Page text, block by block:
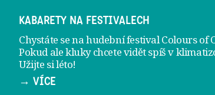
KABARETY NA FESTIVALECH
Chystáte se na hudební festival Colours
Pokud ale kluky chcete vidět spíš v
Užijte si léto!
→ VÍCE